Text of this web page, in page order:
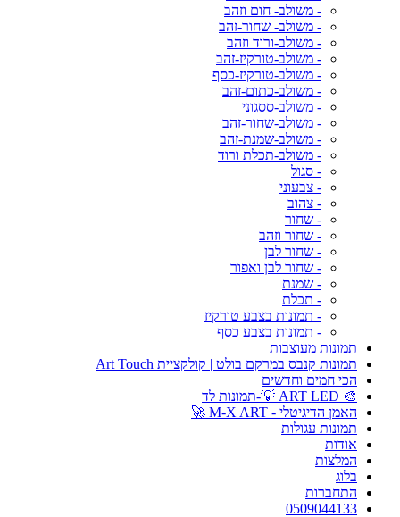
- משולב- חום וזהב
- משולב- שחור-זהב
- משולב-ורוד וזהב
- משולב-טורקיז-זהב
- משולב-טורקיז-כסף
- משולב-כתום-זהב
- משולב-ססגוני
- משולב-שחור-זהב
- משולב-שמנת-זהב
- משולב-תכלת ורוד
- סגול
- צבעוני
- צהוב
- שחור
- שחור וזהב
- שחור לבן
- שחור לבן ואפור
- שמנת
- תכלת
- תמונות בצבע טורקיז
- תמונות בצבע כסף
תמונות מעוצבות
תמונות קנבס במרקם בולט | קולקציית Art Touch
הכי חמים וחדשים
🎨 ART LED 💡-תמונות לד
האמן הדיגיטלי - M-X ART 🚀
תמונות עגולות
אודות
המלצות
בלוג
התחברות
0509044133